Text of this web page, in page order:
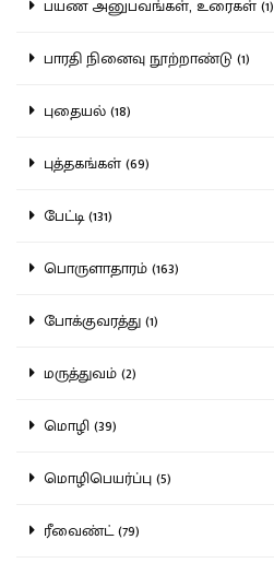
பயண அனுபவங்கள், உரைகள் (1)
பாரதி நினைவு நூற்றாண்டு (1)
புதையல் (18)
புத்தகங்கள் (69)
பேட்டி (131)
பொருளாதாரம் (163)
போக்குவரத்து (1)
மருத்துவம் (2)
மொழி (39)
மொழிபெயர்ப்பு (5)
ரீவைண்ட் (79)